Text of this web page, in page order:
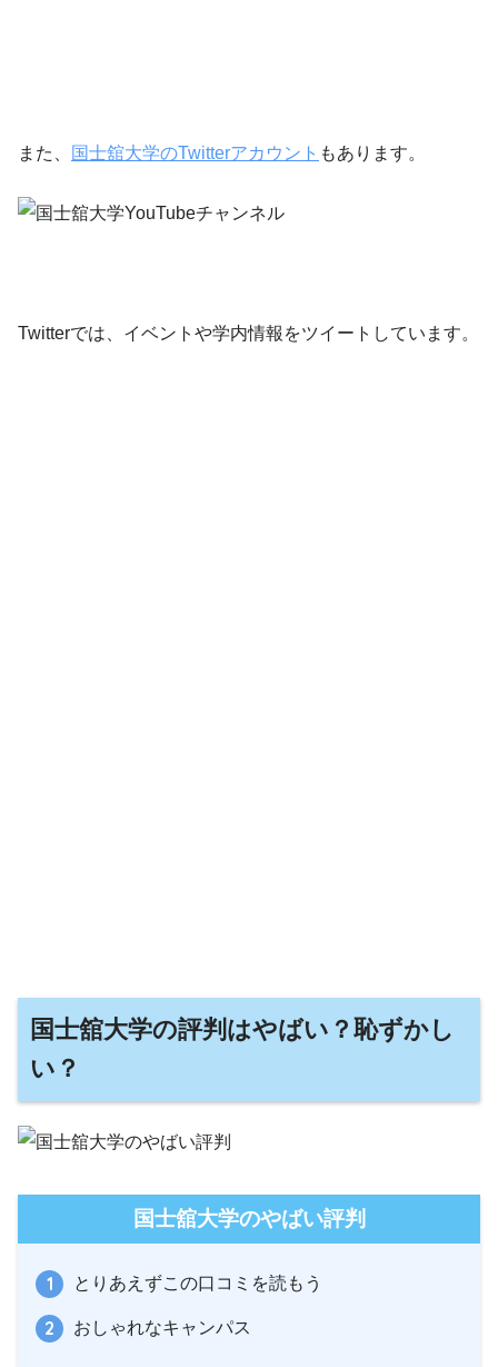
また、 国士舘大学のTwitterアカウント もあります。
Twitterでは、イベントや学内情報をツイートしています。
国士舘大学の評判はやばい？恥ずかし
い？
国士舘大学のやばい評判
とりあえずこの口コミを読もう
おしゃれなキャンパス